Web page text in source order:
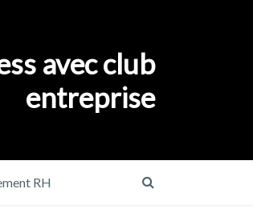
avec club
entreprise
RH